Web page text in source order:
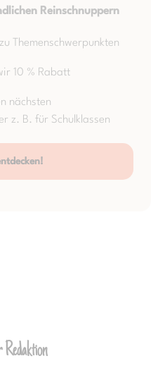
Reinschnuppern
Themenschwerpunkten
10 % Rabatt
nächsten
z. B. für Schulklassen